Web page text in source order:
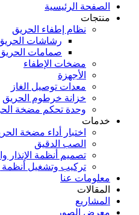
الصفحة الرئيسية
منتجات
نظام إطفاء الحريق
رشاشات
صمامات
مضخات الإطفاء
الأجهزة
معدات توصيل الغاز
خزانة خرطوم الحريق
وحدة تحكم مضخة
خدمات
اختبار أداء مضخة
الصب الدقيق
تصميم أنظمة الإنذار
تركيب وتشغيل أنظمة
معلومات عنا
المقالات
المشاريع
معرض الصور